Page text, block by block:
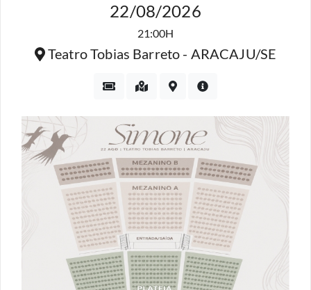
22/08/2026
21:00H
Teatro Tobias Barreto - ARACAJU/SE